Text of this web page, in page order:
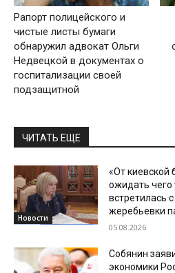
Рапорт полицейского и
чистые листы бумаги
обнаружил адвокат Ольги
Недвецкой в документах о
госпитализации своей
подзащитной
ЧИТАТЬ ЕЩЕ
Новости
«От
ожидать
встретилась
жеребьевки
05.08.2026
Собянин
экономики